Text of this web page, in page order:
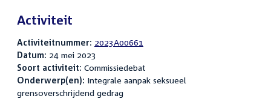
Activiteit
Activiteitnummer: 2023A00661
Datum: 24 mei 2023
Soort activiteit: Commissiedebat
Onderwerp(en): Integrale aanpak seksueel
grensoverschrijdend gedrag